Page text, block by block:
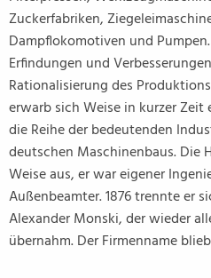
Zuckerfabriken,
Dampflokomotiven und
Erfindungen und
Rationalisierung des
erwarb sich Weise in kurzer
die Reihe der bedeutenden
deutschen Maschinenbaus. Die
Weise aus, er war eigener
Außenbeamter. 1876 trennte er
Alexander Monski, der wieder
übernahm. Der Firmenname